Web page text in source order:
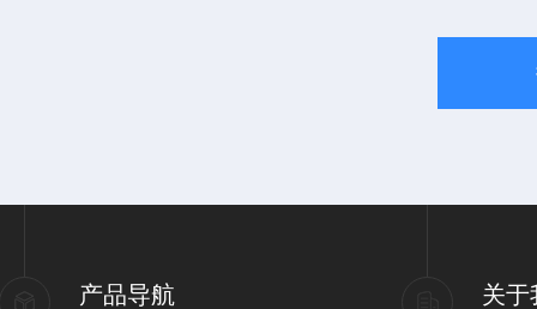
产品导航 关于